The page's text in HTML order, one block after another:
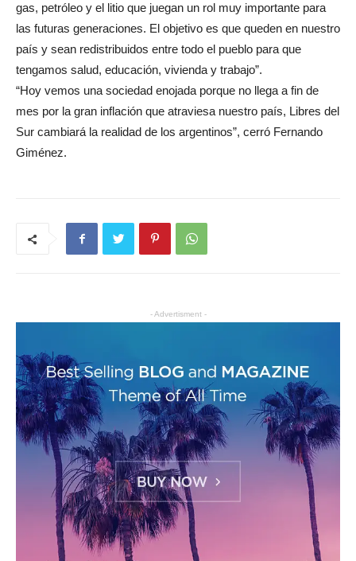
gas, petróleo y el litio que juegan un rol muy importante para
las futuras generaciones. El objetivo es que queden en nuestro
país y sean redistribuidos entre todo el pueblo para que
tengamos salud, educación, vivienda y trabajo”.
“Hoy vemos una sociedad enojada porque no llega a fin de
mes por la gran inflación que atraviesa nuestro país, Libres del
Sur cambiará la realidad de los argentinos”, cerró Fernando
Giménez.
- Advertisment -